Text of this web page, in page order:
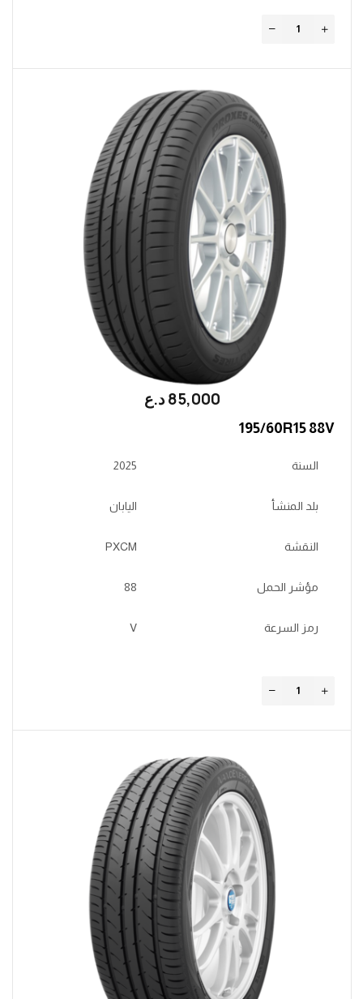
85,000 ؜د.؜ع
195/60R15 88V
السنة 2025
بلد المنشأ اليابان
النقشة PXCM
مؤشر الحمل 88
رمز السرعة V